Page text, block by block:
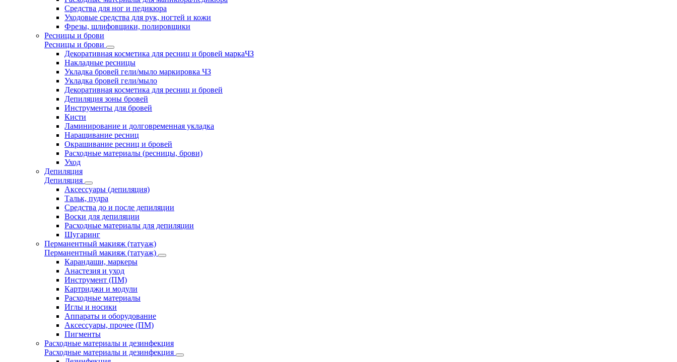
Средства для ног и педикюра
Уходовые средства для рук, ногтей и кожи
Фрезы, шлифовщики, полировщики
Ресницы и брови
Ресницы и брови
Декоративная косметика для ресниц и бровей маркаЧЗ
Накладные ресницы
Укладка бровей гели/мыло маркировка ЧЗ
Укладка бровей гели/мыло
Декоративная косметика для ресниц и бровей
Депиляция зоны бровей
Инструменты для бровей
Кисти
Ламинирование и долговременная укладка
Наращивание ресниц
Окрашивание ресниц и бровей
Расходные материалы (ресницы, брови)
Уход
Депиляция
Депиляция
Аксессуары (депиляция)
Тальк, пудра
Средства до и после депиляции
Воски для депиляции
Расходные материалы для депиляции
Шугаринг
Перманентный макияж (татуаж)
Перманентный макияж (татуаж)
Карандаши, маркеры
Анастезия и уход
Инструмент (ПМ)
Картриджи и модули
Расходные материалы
Иглы и носики
Аппараты и оборудование
Аксессуары, прочее (ПМ)
Пигменты
Расходные материалы и дезинфекция
Расходные материалы и дезинфекция